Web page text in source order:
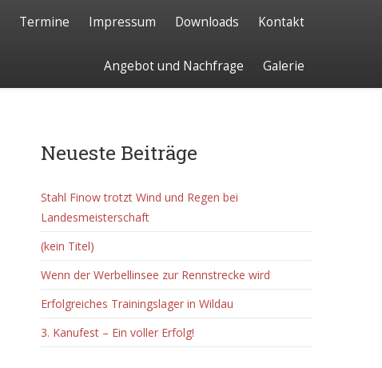
Termine Impressum Downloads Kontakt
Angebot und Nachfrage Galerie
Neueste Beiträge
Stahl Finow trotzt Wind und Regen bei
Landesmeisterschaft
(kein Titel)
Wenn der Werbellinsee zur Rennstrecke wird
Erfolgreiches Trainingslager in Wildau
3. Kanufest – Ein voller Erfolg!